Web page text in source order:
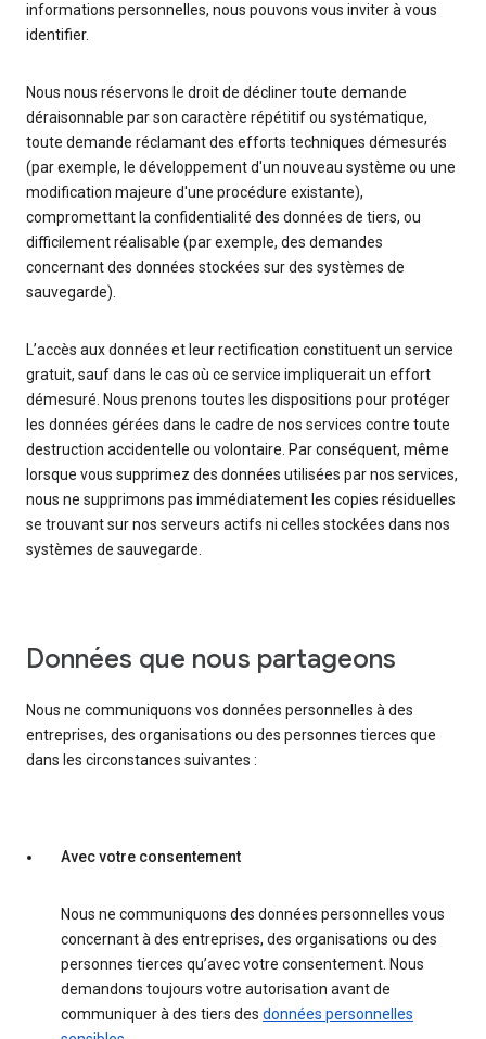
informations personnelles, nous pouvons vous inviter à vous
identifier.
Nous nous réservons le droit de décliner toute demande
déraisonnable par son caractère répétitif ou systématique,
toute demande réclamant des efforts techniques démesurés
(par exemple, le développement d'un nouveau système ou une
modification majeure d'une procédure existante),
compromettant la confidentialité des données de tiers, ou
difficilement réalisable (par exemple, des demandes
concernant des données stockées sur des systèmes de
sauvegarde).
L’accès aux données et leur rectification constituent un service
gratuit, sauf dans le cas où ce service impliquerait un effort
démesuré. Nous prenons toutes les dispositions pour protéger
les données gérées dans le cadre de nos services contre toute
destruction accidentelle ou volontaire. Par conséquent, même
lorsque vous supprimez des données utilisées par nos services,
nous ne supprimons pas immédiatement les copies résiduelles
se trouvant sur nos serveurs actifs ni celles stockées dans nos
systèmes de sauvegarde.
Données que nous partageons
Nous ne communiquons vos données personnelles à des
entreprises, des organisations ou des personnes tierces que
dans les circonstances suivantes :
Avec votre consentement
Nous ne communiquons des données personnelles vous
concernant à des entreprises, des organisations ou des
personnes tierces qu’avec votre consentement. Nous
demandons toujours votre autorisation avant de
communiquer à des tiers des données personnelles